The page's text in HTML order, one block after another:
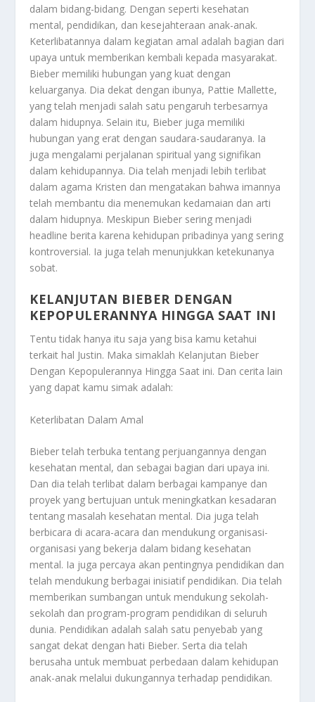
dalam bidang-bidang. Dengan seperti kesehatan
mental, pendidikan, dan kesejahteraan anak-anak.
Keterlibatannya dalam kegiatan amal adalah bagian dari
upaya untuk memberikan kembali kepada masyarakat.
Bieber memiliki hubungan yang kuat dengan
keluarganya. Dia dekat dengan ibunya, Pattie Mallette,
yang telah menjadi salah satu pengaruh terbesarnya
dalam hidupnya. Selain itu, Bieber juga memiliki
hubungan yang erat dengan saudara-saudaranya. Ia
juga mengalami perjalanan spiritual yang signifikan
dalam kehidupannya. Dia telah menjadi lebih terlibat
dalam agama Kristen dan mengatakan bahwa imannya
telah membantu dia menemukan kedamaian dan arti
dalam hidupnya. Meskipun Bieber sering menjadi
headline berita karena kehidupan pribadinya yang sering
kontroversial. Ia juga telah menunjukkan ketekunanya
sobat.
KELANJUTAN BIEBER DENGAN
KEPOPULERANNYA HINGGA SAAT INI
Tentu tidak hanya itu saja yang bisa kamu ketahui
terkait hal Justin. Maka simaklah Kelanjutan Bieber
Dengan Kepopulerannya Hingga Saat ini. Dan cerita lain
yang dapat kamu simak adalah:
Keterlibatan Dalam Amal
Bieber telah terbuka tentang perjuangannya dengan
kesehatan mental, dan sebagai bagian dari upaya ini.
Dan dia telah terlibat dalam berbagai kampanye dan
proyek yang bertujuan untuk meningkatkan kesadaran
tentang masalah kesehatan mental. Dia juga telah
berbicara di acara-acara dan mendukung organisasi-
organisasi yang bekerja dalam bidang kesehatan
mental. Ia juga percaya akan pentingnya pendidikan dan
telah mendukung berbagai inisiatif pendidikan. Dia telah
memberikan sumbangan untuk mendukung sekolah-
sekolah dan program-program pendidikan di seluruh
dunia. Pendidikan adalah salah satu penyebab yang
sangat dekat dengan hati Bieber. Serta dia telah
berusaha untuk membuat perbedaan dalam kehidupan
anak-anak melalui dukungannya terhadap pendidikan.